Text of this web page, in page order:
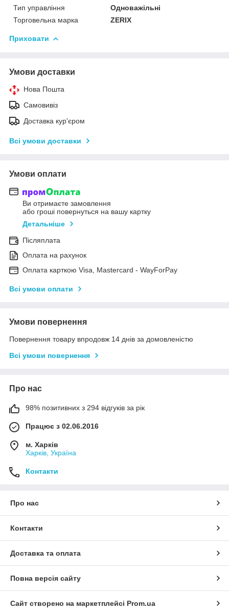
Тип управління
Одноважільні
Торговельна марка
ZERIX
Приховати
Умови доставки
Нова Пошта
Самовивіз
Доставка кур'єром
Всі умови доставки
Умови оплати
Ви отримаєте замовлення
або гроші повернуться на вашу картку
Детальніше
Післяплата
Оплата на рахунок
Оплата карткою Visa, Mastercard - WayForPay
Всі умови оплати
Умови повернення
Повернення товару впродовж 14 днів за домовленістю
Всі умови повернення
Про нас
98% позитивних з 294 відгуків за рік
Працює з 02.06.2016
м. Харків
Харків, Україна
Контакти
Про нас
Контакти
Доставка та оплата
Повна версія сайту
Сайт створено на маркетплейсі Prom.ua